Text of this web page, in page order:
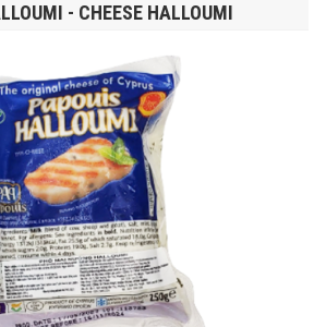
- CHEESE HALLOUMI